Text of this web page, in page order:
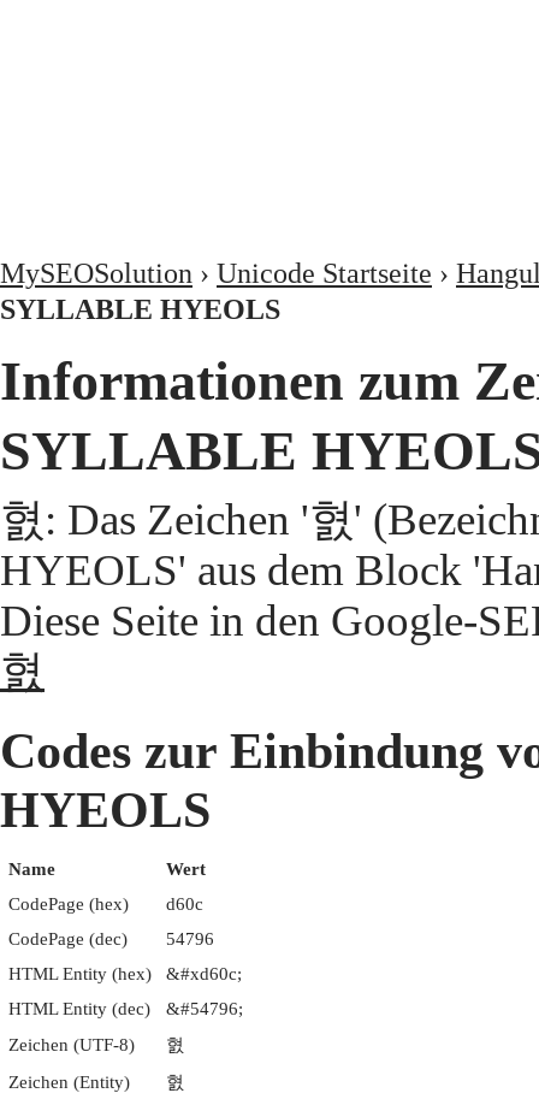
MySEOSolution › Unicode Startseite ›
SYLLABLE HYEOLS
Informationen zum
SYLLABLE
혌: Das Zeichen '혌'
HYEOLS' aus dem Block
Diese Seite in den Google-
혌
Codes zur Einbindung
HYEOLS
Name
Wert
CodePage (hex)
d60c
CodePage (dec)
54796
HTML Entity (hex)
&#xd60c;
HTML Entity (dec)
&#54796;
Zeichen (UTF-8)
혌
Zeichen (Entity)
혌